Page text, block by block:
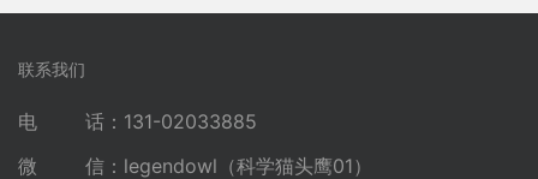
联系我们
电 话：131-02033885
微 信：legendowl（科学猫头鹰01）